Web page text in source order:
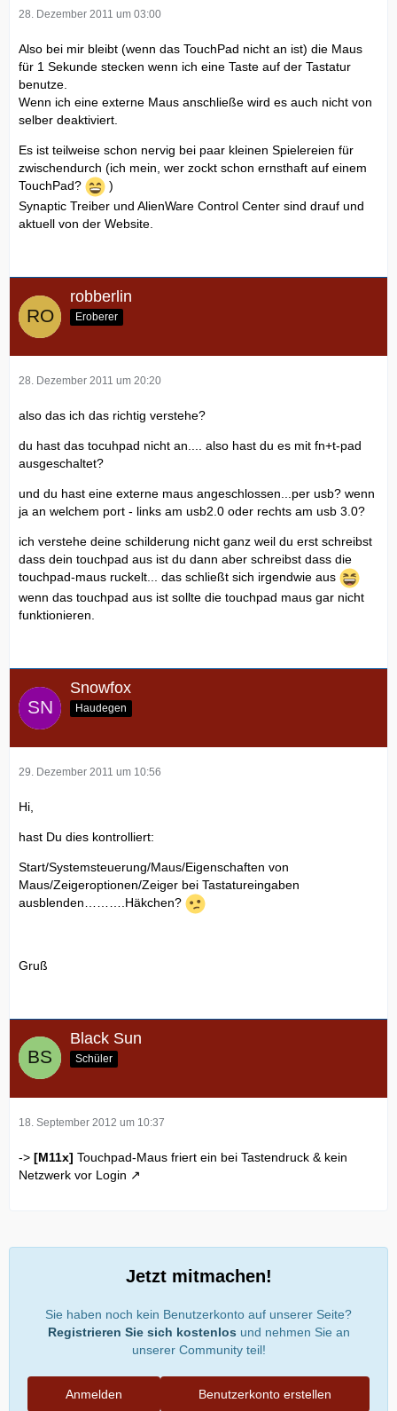
28. Dezember 2011 um 03:00
Also bei mir bleibt (wenn das TouchPad nicht an ist) die Maus
für 1 Sekunde stecken wenn ich eine Taste auf der Tastatur
benutze.
Wenn ich eine externe Maus anschließe wird es auch nicht von
selber deaktiviert.
Es ist teilweise schon nervig bei paar kleinen Spielereien für
zwischendurch (ich mein, wer zockt schon ernsthaft auf einem
TouchPad?
)
Synaptic Treiber und AlienWare Control Center sind drauf und
aktuell von der Website.
robberlin
Eroberer
28. Dezember 2011 um 20:20
also das ich das richtig verstehe?
du hast das tocuhpad nicht an.... also hast du es mit fn+t-pad
ausgeschaltet?
und du hast eine externe maus angeschlossen...per usb? wenn
ja an welchem port - links am usb2.0 oder rechts am usb 3.0?
ich verstehe deine schilderung nicht ganz weil du erst schreibst
dass dein touchpad aus ist du dann aber schreibst dass die
touchpad-maus ruckelt... das schließt sich irgendwie aus
wenn das touchpad aus ist sollte die touchpad maus gar nicht
funktionieren.
Snowfox
Haudegen
29. Dezember 2011 um 10:56
Hi,
hast Du dies kontrolliert:
Start/Systemsteuerung/Maus/Eigenschaften von
Maus/Zeigeroptionen/Zeiger bei Tastatureingaben
ausblenden……….Häkchen?
Gruß
Black Sun
Schüler
18. September 2012 um 10:37
-> [M11x] Touchpad-Maus friert ein bei Tastendruck & kein
Netzwerk vor Login
Jetzt mitmachen!
Sie haben noch kein Benutzerkonto auf unserer Seite?
Registrieren Sie sich kostenlos und nehmen Sie an
unserer Community teil!
Benutzerkonto erstellen
Anmelden